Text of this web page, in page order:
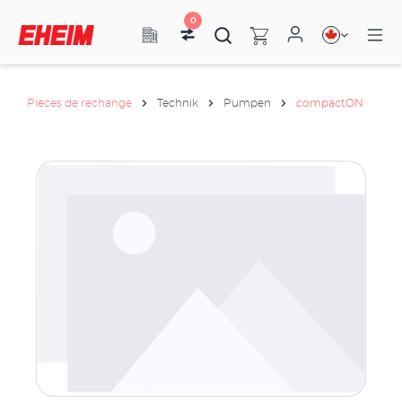
0
Pièces de rechange Technik Pumpen compactON